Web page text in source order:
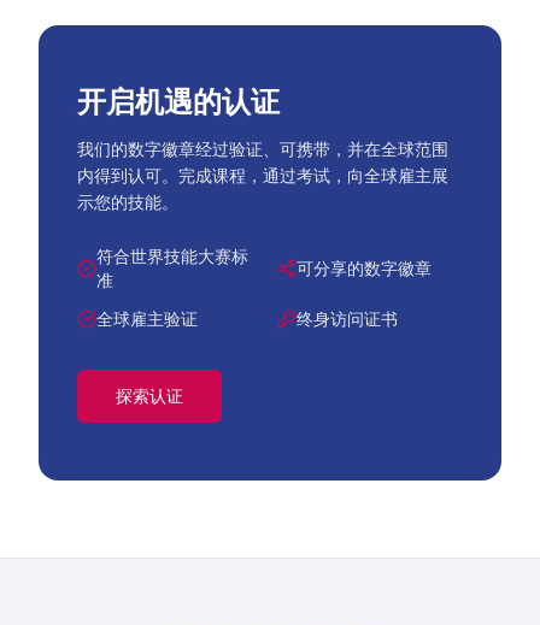
开启机遇的认证
我们的数字徽章经过验证、可携带，并在全球范围
内得到认可。完成课程，通过考试，向全球雇主展
示您的技能。
符合世界技能大赛标
准
可分享的数字徽章
全球雇主验证 终身访问证书
探索认证